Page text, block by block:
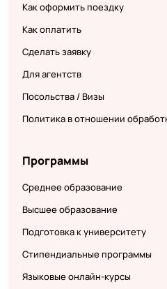
Как оформить поездку
Как оплатить
Сделать заявку
Для агентств
Посольства / Визы
Политика в отношении
Программы
Среднее образование
Высшее образование
Подготовка к университету
Стипендиальные программы
Языковые онлайн-курсы